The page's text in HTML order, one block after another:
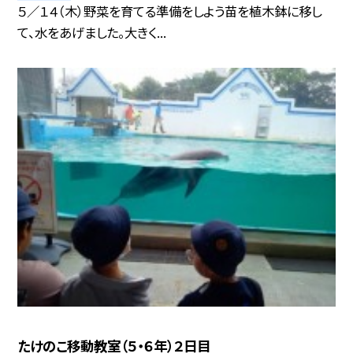
５／１４（木）野菜を育てる準備をしよう苗を植木鉢に移し
て、水をあげました。大きく...
たけのこ移動教室（５・６年）２日目